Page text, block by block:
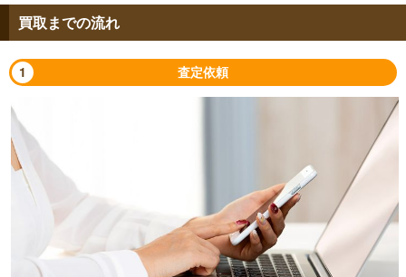
買取までの流れ
1 査定依頼